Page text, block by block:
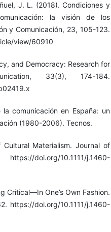
J. L. (2018). Condiciones y
la visión de los
y Comunicación, 23, 105-123.
view/60910
and Democracy: Research for
33(3), 174-184.
comunicación en España: un
(1980-2006). Tecnos.
Materialism. Journal of
doi.org/10.1111/j.1460-
Critical—In One’s Own Fashion.
https://doi.org/10.1111/j.1460-